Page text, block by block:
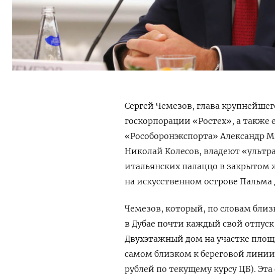
Сергей Чемезов, глава
госкорпорации «Ростех», а также
«Рособоронэкспорта» Александр
Николай Колесов, владеют
итальянских палаццо в
на искусственном острове
Чемезов, который, по словам
в Дубае почти каждый свой
Двухэтажный дом на участке
самом близком к береговой
рублей по текущему курсу ЦБ).